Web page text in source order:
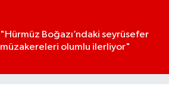
"Hürmüz Boğazı’ndaki seyrüsefer
müzakereleri olumlu ilerliyor"